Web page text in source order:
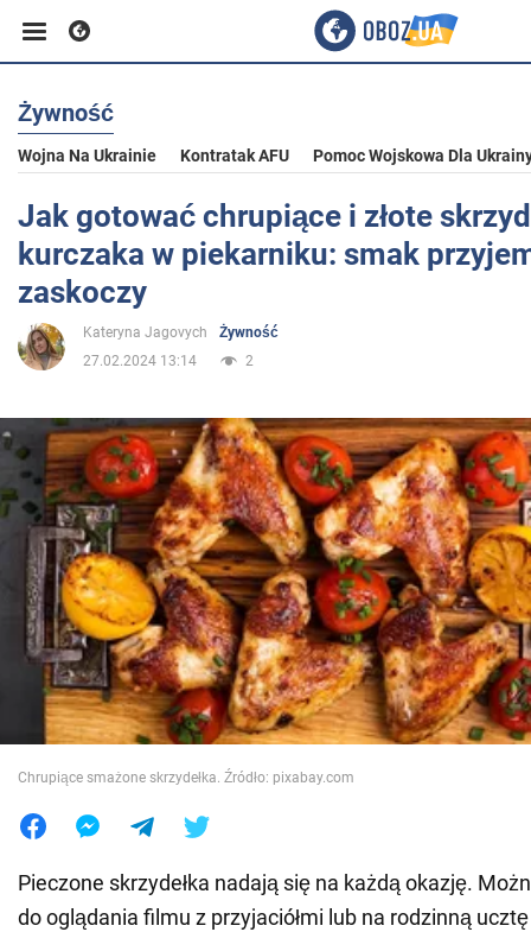
Biznes
Sport
Rozrywka
Życie
Polityka
Społeczeństwo
Wojna na Ukrainie
Świat
Jedzenie
Żywność
Wojna Na Ukrainie Kontratak AFU Pomoc Wojskowa Dla
Jak gotować chrupiące i złote
kurczaka w piekarniku: smak
zaskoczy
Kateryna Jagovych
Żywność
27.02.2024 13:14
2
Chrupiące smażone skrzydełka. Źródło: pixabay.com
Pieczone skrzydełka nadają się na każdą okazję.
do oglądania filmu z przyjaciółmi lub na rodzinną